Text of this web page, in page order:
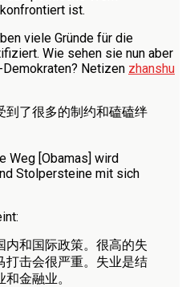
ist.
viele Gründe für die
Wie sehen sie nun aber
Netizen zhanshu
到了很多的制约和磕磕绊
Weg [Obamas] wird
Stolpersteine mit sich
内和国际政策。很高的失
打击会很严重。失业是结
金融业。